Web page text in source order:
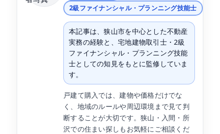
2級ファイナンシャル・プランニング技能士
本記事は、狭山市を中心とした不動産
実務の経験と、宅地建物取引士・2級
ファイナンシャル・プランニング技能
士としての知見をもとに監修していま
す。
戸建て購入では、建物や価格だけでな
く、地域のルールや周辺環境まで見て判
断することが大切です。狭山・入間・所
沢での住まい探しもお気軽にご相談くだ